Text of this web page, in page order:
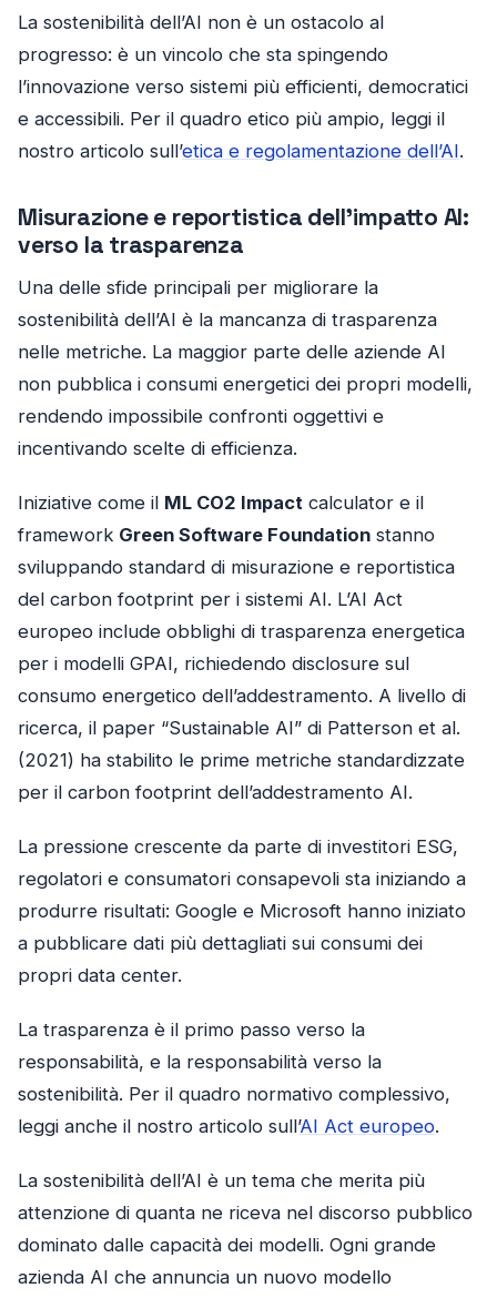
La sostenibilità dell’AI non è un ostacolo al
progresso: è un vincolo che sta spingendo
l’innovazione verso sistemi più efficienti, democratici
e accessibili. Per il quadro etico più ampio, leggi il
nostro articolo sull’etica e regolamentazione dell’AI.
Misurazione e reportistica dell’impatto AI:
verso la trasparenza
Una delle sfide principali per migliorare la
sostenibilità dell’AI è la mancanza di trasparenza
nelle metriche. La maggior parte delle aziende AI
non pubblica i consumi energetici dei propri modelli,
rendendo impossibile confronti oggettivi e
incentivando scelte di efficienza.
Iniziative come il ML CO2 Impact calculator e il
framework Green Software Foundation stanno
sviluppando standard di misurazione e reportistica
del carbon footprint per i sistemi AI. L’AI Act
europeo include obblighi di trasparenza energetica
per i modelli GPAI, richiedendo disclosure sul
consumo energetico dell’addestramento. A livello di
ricerca, il paper “Sustainable AI” di Patterson et al.
(2021) ha stabilito le prime metriche standardizzate
per il carbon footprint dell’addestramento AI.
La pressione crescente da parte di investitori ESG,
regolatori e consumatori consapevoli sta iniziando a
produrre risultati: Google e Microsoft hanno iniziato
a pubblicare dati più dettagliati sui consumi dei
propri data center.
La trasparenza è il primo passo verso la
responsabilità, e la responsabilità verso la
sostenibilità. Per il quadro normativo complessivo,
leggi anche il nostro articolo sull’AI Act europeo.
La sostenibilità dell’AI è un tema che merita più
attenzione di quanta ne riceva nel discorso pubblico
dominato dalle capacità dei modelli. Ogni grande
azienda AI che annuncia un nuovo modello